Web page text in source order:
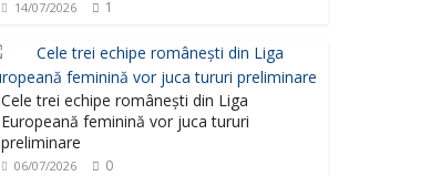
14/07/2026 1
Cele trei echipe românești din Liga
Europeană feminină vor juca tururi
preliminare
06/07/2026 0